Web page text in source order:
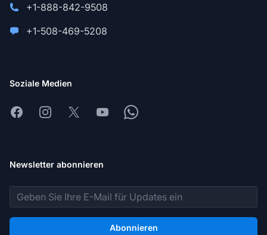
+1-888-842-9508
+1-508-469-5208
Soziale Medien
FacebookInstagram
X YoutubeWhatsapp
Newsletter abonnieren
E-Mail-Adresse
Abonnieren